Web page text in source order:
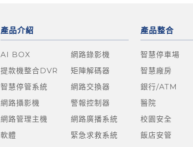
產品介紹
AI BOX
提款機整合DVR
智慧停管系統
網路攝影機
網路管理主機
軟體
網路錄影機
矩陣解碼器
網路交換器
警報控制器
網路廣播系統
緊急求救系統
產品整合
智慧停車場
智慧廠房
銀行/ATM
醫院
校園安全
飯店安管